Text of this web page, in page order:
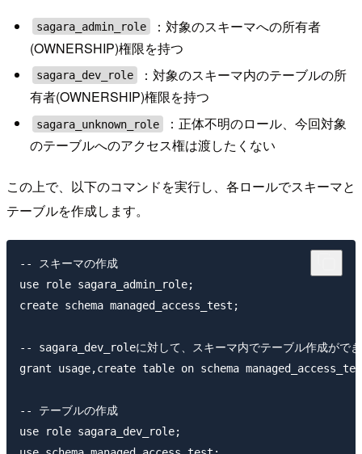
sagara_admin_role
：対象のスキーマへの所有者
(OWNERSHIP)権限を持つ
sagara_dev_role
：対象のスキーマ内のテーブルの所
有者(OWNERSHIP)権限を持つ
sagara_unknown_role
：正体不明のロール、今回対象
のテーブルへのアクセス権は渡したくない
この上で、以下のコマンドを実行し、各ロールでスキーマと
テーブルを作成します。
-- スキーマの作成
use role sagara_admin_role;
create schema managed_access_test;
-- sagara_dev_roleに対して、スキーマ内でテーブル作成ができ
grant usage,create table on schema
-- テーブルの作成
use role sagara_dev_role;